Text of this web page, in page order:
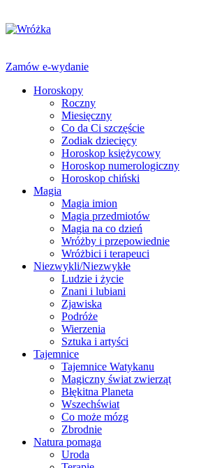
Zamów e-wydanie
Horoskopy
Roczny
Miesięczny
Co da Ci szczęście
Zodiak dziecięcy
Horoskop księżycowy
Horoskop numerologiczny
Horoskop chiński
Magia
Magia imion
Magia przedmiotów
Magia na co dzień
Wróżby i przepowiednie
Wróżbici i terapeuci
Niezwykli/Niezwykłe
Ludzie i życie
Znani i lubiani
Zjawiska
Podróże
Wierzenia
Sztuka i artyści
Tajemnice
Tajemnice Watykanu
Magiczny świat zwierząt
Błękitna Planeta
Wszechświat
Co może mózg
Zbrodnie
Natura pomaga
Uroda